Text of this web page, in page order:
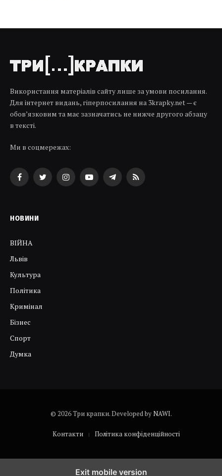
Використання матеріалів сайту лише за умови посилання.
Для інтернет видань, гіперпосилання на 3krapky.net — є
обов’язковим та має зазначатись не нижче другого абзацу
в тексті.
Ми в соцмережах:
FacebookTwitterInstagramYouTubeTelegramRSS
НОВИНИ
ВІЙНА
Львів
Культура
Політика
Кримінал
Бізнес
Спорт
Думка
© 2026 Три крапки. Developed by NAWI.
Контакти Політика конфіденційності
Exit mobile version